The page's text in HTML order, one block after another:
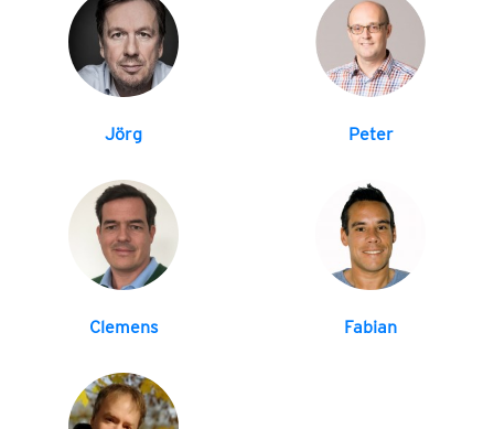
Jörg Peter
Clemens Fabian